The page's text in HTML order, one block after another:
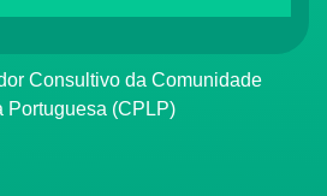
Portuguesa (CPLP)